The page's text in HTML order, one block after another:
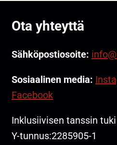
Ota yhteyttä
Sähköpostiosoite:
Sosiaalinen media:
Facebook
Inklusiivisen tanssin
Y-tunnus:2285905-1